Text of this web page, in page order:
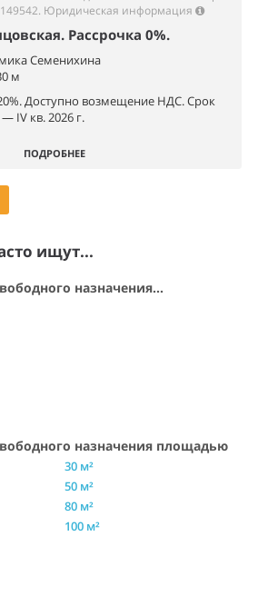
Юридическая информация
Рассрочка 0%.
Семенихина
м
Доступно возмещение НДС. Срок
IV кв. 2026 г.
ПОДРОБНЕЕ
ищут...
назначения...
назначения площадью
30 м²
50 м²
80 м²
100 м²